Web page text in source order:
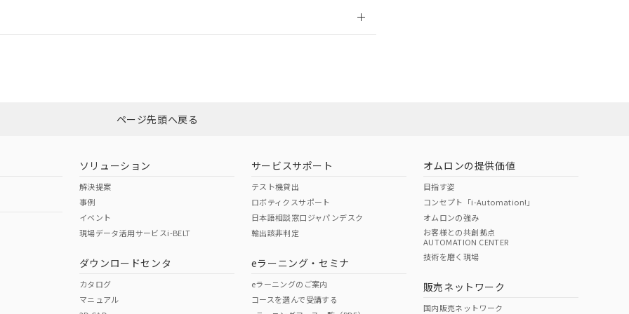
ダウンロードはこちら
O O
（日本
（アメリカ
この製品の規格認証/適合状況ページへ
その他の認証はこちらのページからご検索ください
ページ先頭へ戻る
ソリューション
解決提案
事例
イベント
現場データ活用サービスi-BELT
ダウンロードセンタ
カタログ
マニュアル
サービスサポート
テスト機貸出
ロボティクスサポート
日本語相談窓口ジャパンデスク
輸出該非判定
eラーニング・セミナ
eラーニングのご案内
コースを選んで受講する
オムロンの提供価値
目指す姿
コンセプト「i-Automation!」
オムロンの強み
お客様との共創拠点
AUTOMATION CENTER
技術を磨く現場
販売ネットワーク
国内販売ネットワーク